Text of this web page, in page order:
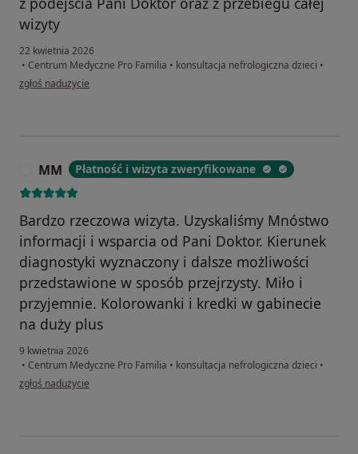
wizyty
22 kwietnia 2026
• Centrum Medyczne Pro Familia • konsultacja nefrologiczna dzieci •
w opinii użytkownika Karolina
zgłoś nadużycie
MM Płatność i wizyta zweryfikowane
Bardzo rzeczowa wizyta. Uzyskaliśmy Mnóstwo
informacji i wsparcia od Pani Doktor. Kierunek
diagnostyki wyznaczony i dalsze możliwości
przedstawione w sposób przejrzysty. Miło i
przyjemnie. Kolorowanki i kredki w gabinecie
na duży plus
9 kwietnia 2026
• Centrum Medyczne Pro Familia • konsultacja nefrologiczna dzieci •
w opinii użytkownika MM
zgłoś nadużycie